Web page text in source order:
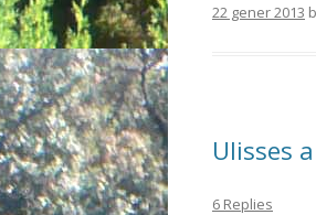
22 gener 2013
Ulisses
6 Replies